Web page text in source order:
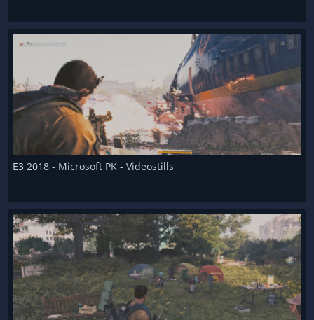
E3 2018 - Microsoft PK - Videostills